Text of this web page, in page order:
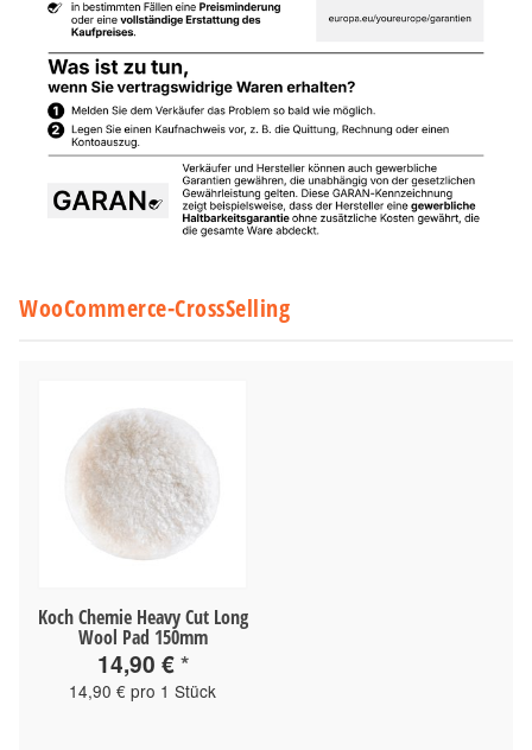
WooCommerce-CrossSelling
Koch Chemie Heavy Cut Long
Wool Pad 150mm
14,90 €*
14,90 € pro 1 Stück